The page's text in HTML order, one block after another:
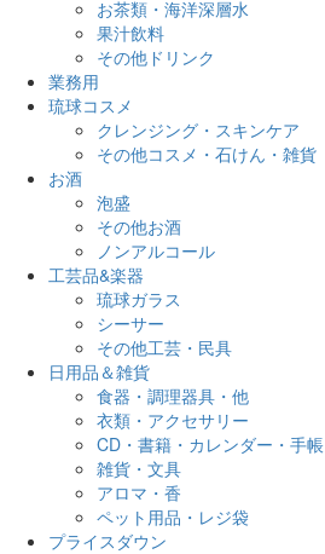
お茶類・海洋深層水
果汁飲料
その他ドリンク
業務用
琉球コスメ
クレンジング・スキンケア
その他コスメ・石けん・雑貨
お酒
泡盛
その他お酒
ノンアルコール
工芸品&楽器
琉球ガラス
シーサー
その他工芸・民具
日用品＆雑貨
食器・調理器具・他
衣類・アクセサリー
CD・書籍・カレンダー・手帳
雑貨・文具
アロマ・香
ペット用品・レジ袋
プライスダウン